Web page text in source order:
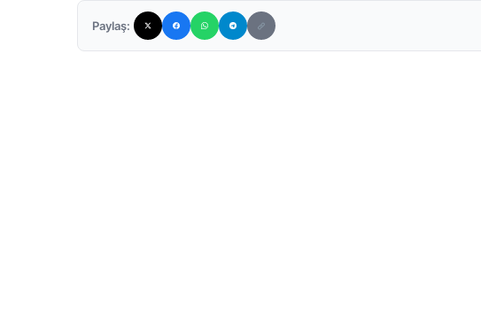
Paylaş: